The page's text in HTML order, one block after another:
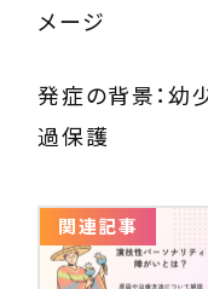
メージ
発症の背景：幼
過保護
関連記事